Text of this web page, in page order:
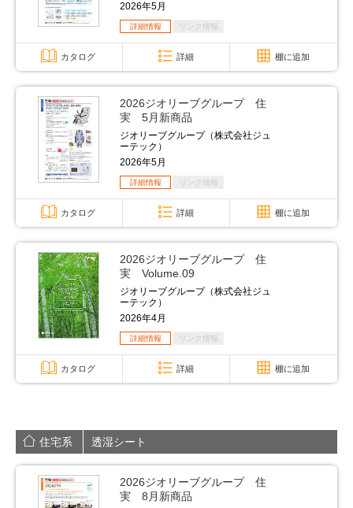
2026年5月
詳細情報 リンク情報
カタログ 詳細 棚に追加
2026ジオリーブグループ 住
実 5月新商品
ジオリーブグループ（株式会社ジュ
ーテック）
2026年5月
詳細情報 リンク情報
カタログ 詳細 棚に追加
2026ジオリーブグループ 住
実 Volume.09
ジオリーブグループ（株式会社ジュ
ーテック）
2026年4月
詳細情報 リンク情報
カタログ 詳細 棚に追加
住宅系 透湿シート
2026ジオリーブグループ 住
実 8月新商品